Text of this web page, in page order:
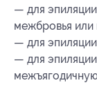
— для
межбровья
— для
— для